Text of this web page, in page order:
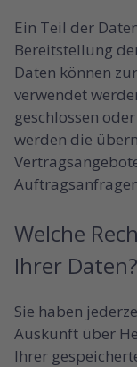
Ein Teil der
Bereitstellung
Daten können
verwendet
geschlossen
werden die
Welche
Ihrer Daten?
Sie haben
Auskunft über
Ihrer